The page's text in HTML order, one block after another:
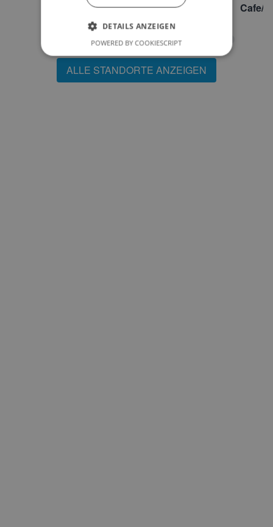
Bäckerei Mitterer Kufstein
ALLE STANDORTE ANZEIGEN
DETAILS ANZEIGEN
POWERED BY COOKIESCRIPT